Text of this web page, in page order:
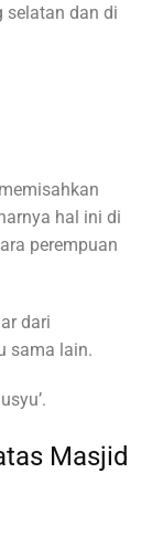
selatan dan di
hal ini di
perempuan
dari
sama lain.
Masjid